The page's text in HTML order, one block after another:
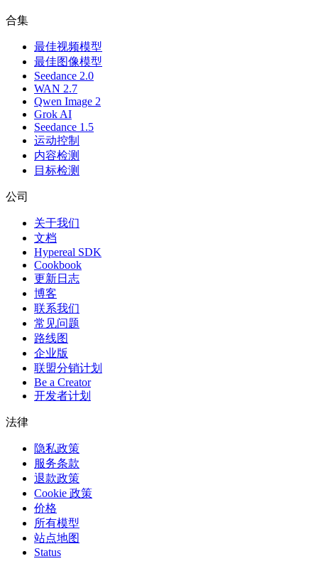
合集
最佳视频模型
最佳图像模型
Seedance 2.0
WAN 2.7
Qwen Image 2
Grok AI
Seedance 1.5
运动控制
内容检测
目标检测
公司
关于我们
文档
Hypereal SDK
Cookbook
更新日志
博客
联系我们
常见问题
路线图
企业版
联盟分销计划
Be a Creator
开发者计划
法律
隐私政策
服务条款
退款政策
Cookie 政策
价格
所有模型
站点地图
Status